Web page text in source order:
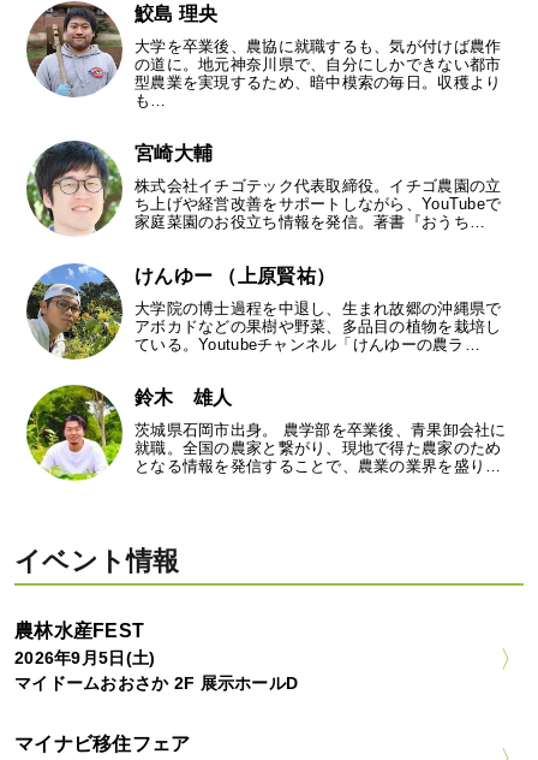
鮫島 理央
大学を卒業後、農協に就職するも、気が付けば農作
の道に。地元神奈川県で、自分にしかできない都市
型農業を実現するため、暗中模索の毎日。収穫より
も…
宮崎大輔
株式会社イチゴテック代表取締役。イチゴ農園の立
ち上げや経営改善をサポートしながら、YouTubeで
家庭菜園のお役立ち情報を発信。著書『おうち…
けんゆー （上原賢祐）
大学院の博士過程を中退し、生まれ故郷の沖縄県で
アボカドなどの果樹や野菜、多品目の植物を栽培し
ている。Youtubeチャンネル「けんゆーの農ラ…
鈴木 雄人
茨城県石岡市出身。 農学部を卒業後、青果卸会社に
就職。全国の農家と繋がり、現地で得た農家のため
となる情報を発信することで、農業の業界を盛り…
イベント情報
農林水産FEST
2026年9月5日(土)
マイドームおおさか 2F 展示ホールD
マイナビ移住フェア